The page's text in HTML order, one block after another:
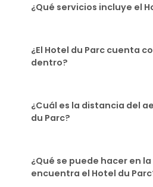
¿Qué servicios incluye el
¿El Hotel du Parc cuenta
dentro?
¿Cuál es la distancia del
du Parc?
¿Qué se puede hacer en
encuentra el Hotel du